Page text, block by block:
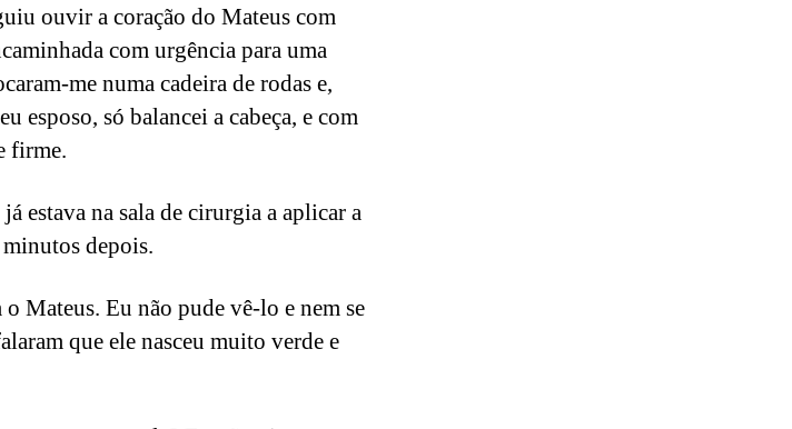
ouvir a coração do Mateus com
com urgência para uma
me numa cadeira de rodas e,
esposo, só balancei a cabeça, e com
firme.
estava na sala de cirurgia a aplicar a
depois.
Mateus. Eu não pude vê-lo e nem se
que ele nasceu muito verde e